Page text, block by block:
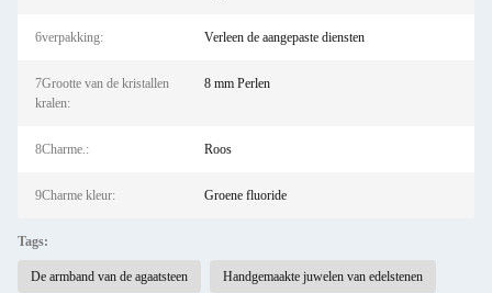
6verpakking: Verleen de aangepaste diensten
7Grootte van de kristallen
kralen:
8 mm Perlen
8Charme.: Roos
9Charme kleur: Groene fluoride
Tags:
De armband van de agaatsteen Handgemaakte juwelen van edelstenen